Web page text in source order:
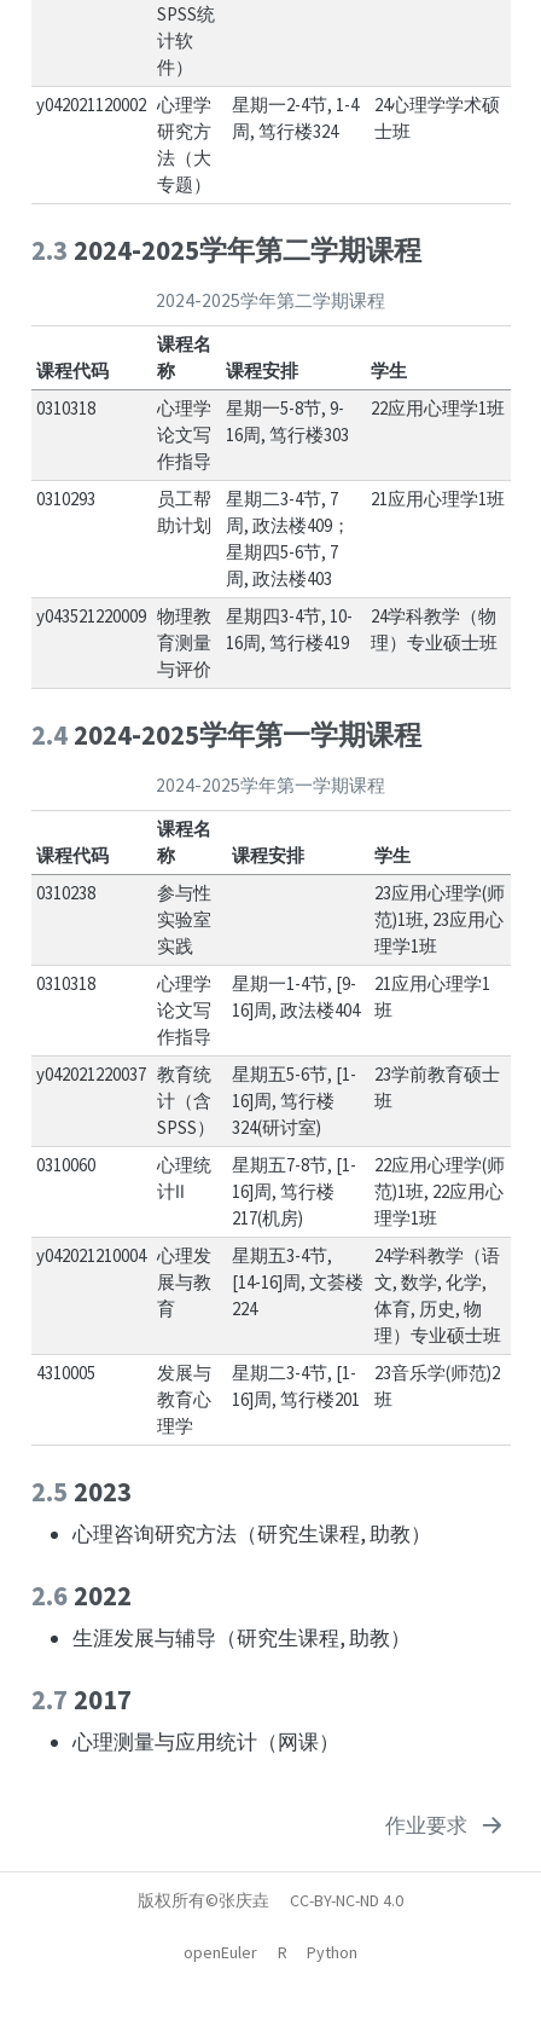
SPSS统
计软
件）
y042021120002 心理学
研究方
法（大
专题）
星期一2-4节, 1-4
周, 笃行楼324
24心理学学术硕
士班
2.3 2024-2025学年第二学期课程
2024-2025学年第二学期课程
课程代码
课程名
称
课程安排
学生
0310318
心理学
论文写
作指导
星期一5-8节, 9-
16周, 笃行楼303
22应用心理学1班
0310293
员工帮
助计划
星期二3-4节, 7
周, 政法楼409；
星期四5-6节, 7
周, 政法楼403
21应用心理学1班
y043521220009 物理教
育测量
与评价
星期四3-4节, 10-
16周, 笃行楼419
24学科教学（物
理）专业硕士班
2.42024-2025学年第一学期课程
2024-2025学年第一学期课程
课程代码
课程名
称
课程安排
学生
0310238
参与性
实验室
实践
23应用心理学(师
范)1班, 23应用心
理学1班
0310318
心理学
论文写
作指导
星期一1-4节, [9-
16]周, 政法楼404
21应用心理学1
班
y042021220037 教育统
计（含
SPSS）
星期五5-6节, [1-
16]周, 笃行楼
324(研讨室)
23学前教育硕士
班
0310060
心理统
计Ⅱ
星期五7-8节, [1-
16]周, 笃行楼
217(机房)
22应用心理学(师
范)1班, 22应用心
理学1班
y042021210004 心理发
展与教
育
星期五3-4节,
[14-16]周, 文荟楼
224
24学科教学（语
文, 数学, 化学,
体育, 历史, 物
理）专业硕士班
4310005
发展与
教育心
理学
星期二3-4节, [1-
16]周, 笃行楼201
23音乐学(师范)2
班
2.5 2023
心理咨询研究方法（研究生课程, 助教）
2.62022
生涯发展与辅导（研究生课程, 助教）
2.7 2017
心理测量与应用统计（网课）
作业要求
版权所有©张庆垚 CC-BY-NC-ND 4.0
openEuler R Python